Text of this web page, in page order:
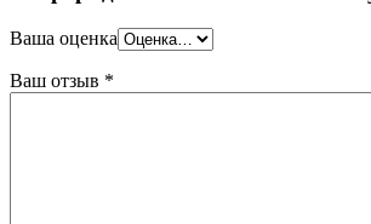
Ваша оценка
Ваш отзыв *